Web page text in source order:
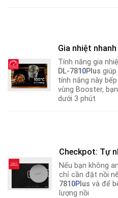
Gia nhiệt nhanh
Tính năng gia
DL-7810Plus
tính năng này
vùng Booster,
dưới 3 phút
Checkpot: Tự
Nếu bạn không
chỉ cần đặt nồi
781 0P lus và để
lượng nồi